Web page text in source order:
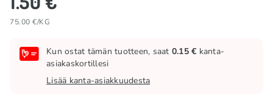
75.00 €/KG
Kun ostat tämän tuotteen, saat 0.15 € kanta-
asiakaskortillesi
Lisää kanta-asiakkuudesta